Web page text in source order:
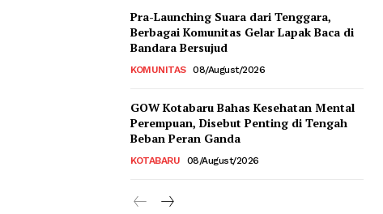
Pra-Launching Suara dari Tenggara,
Berbagai Komunitas Gelar Lapak Baca di
Bandara Bersujud
KOMUNITAS 08/August/2026
GOW Kotabaru Bahas Kesehatan Mental
Perempuan, Disebut Penting di Tengah
Beban Peran Ganda
KOTABARU 08/August/2026